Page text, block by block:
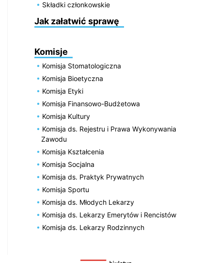
Składki członkowskie
Jak załatwić sprawę
Komisje
Komisja Stomatologiczna
Komisja Bioetyczna
Komisja Etyki
Komisja Finansowo-Budżetowa
Komisja Kultury
Komisja ds. Rejestru i Prawa Wykonywania
Zawodu
Komisja Kształcenia
Komisja Socjalna
Komisja ds. Praktyk Prywatnych
Komisja Sportu
Komisja ds. Młodych Lekarzy
Komisja ds. Lekarzy Emerytów i Rencistów
Komisja ds. Lekarzy Rodzinnych